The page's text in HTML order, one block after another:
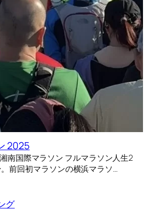
2025
南国際マラソン フルマラソン人生2
前回初マラソンの横浜マラソ…
グ